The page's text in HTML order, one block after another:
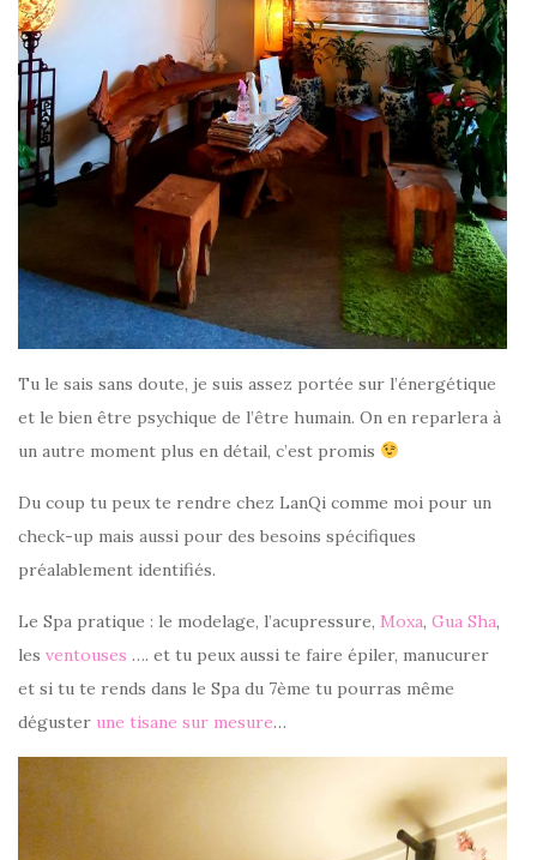
Tu le sais sans doute, je suis assez portée sur l’énergétique
et le bien être psychique de l’être humain. On en reparlera à
un autre moment plus en détail, c’est promis
Du coup tu peux te rendre chez LanQi comme moi pour un
check-up mais aussi pour des besoins spécifiques
préalablement identifiés.
Le Spa pratique : le modelage, l’acupressure, Moxa, Gua Sha,
les ventouses …. et tu peux aussi te faire épiler, manucurer
et si tu te rends dans le Spa du 7ème tu pourras même
déguster une tisane sur mesure…